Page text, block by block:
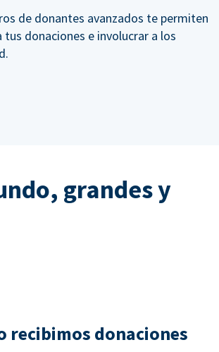
de donantes avanzados te permiten
donaciones e involucrar a los
grandes y
recibimos donaciones